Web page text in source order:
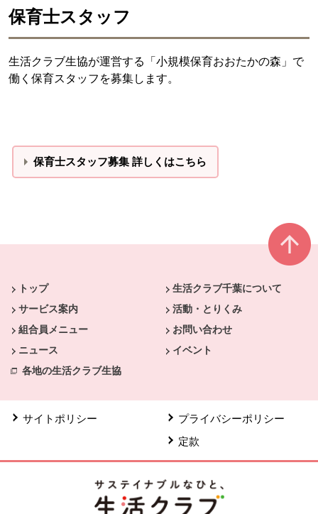
保育士スタッフ
生活クラブ生協が運営する「小規模保育おおたかの森」で
働く保育スタッフを募集します。
保育士スタッフ募集 詳しくはこちら
トップ
生活クラブ千葉について
サービス案内
活動・とりくみ
組合員メニュー
お問い合わせ
ニュース
イベント
各地の生活クラブ生協
サイトポリシー
プライバシーポリシー
定款